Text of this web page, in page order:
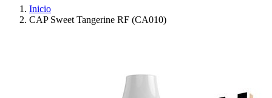
Inicio
CAP Sweet Tangerine RF (CA010)